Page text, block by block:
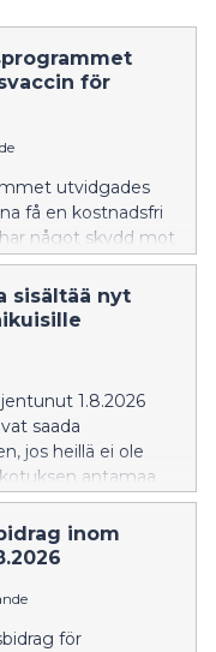
för
utvidgades
få en kostnadsfri
något skydd mot
eller vaccination.
sisältää nyt
1.8.2026
saada
jos heillä ei ole
antamaa
inom
för